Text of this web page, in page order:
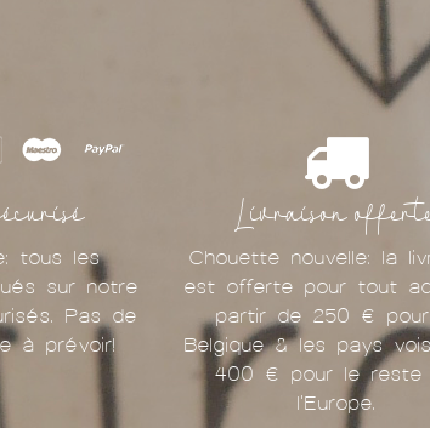
tous les
sur notre
Pas de
à prévoir!
Livraison
Chouette nouvelle: la
est offerte pour tout
partir de 250 €
Belgique & les pays
400 € pour le reste
l'Europe.